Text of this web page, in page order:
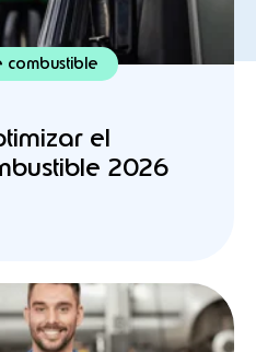
combustible
el
2026